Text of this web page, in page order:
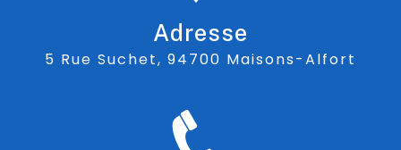
Adresse
5 Rue Suchet, 94700 Maisons-Alfort